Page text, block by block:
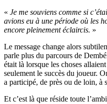
« Je me souviens comme si
avions eu à une période où les
encore pleinement éclaircis. »
Le message change alors
parle plus du parcours de
était là lorsque les choses
seulement le succès du joueur.
a participé, de près ou de loin, à
Et c’est là que réside toute